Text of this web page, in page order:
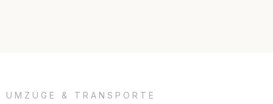
UMZÜGE & TRANSPORTE